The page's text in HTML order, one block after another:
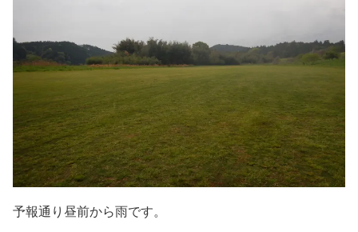
予報通り昼前から雨です。